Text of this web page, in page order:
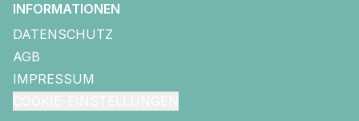
INFORMATIONEN
DATENSCHUTZ
AGB
IMPRESSUM